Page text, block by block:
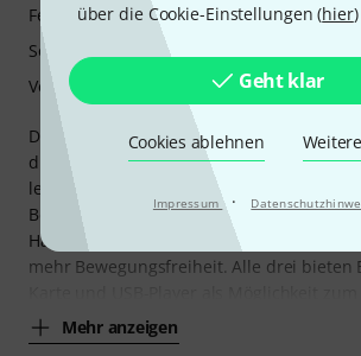
über die Cookie-Einstellungen (hier
Geht klar
Cookies ablehnen
Impressum ·
Dank Thomanns 30-Tage-
drei Akku-PAs zum Testen bestellt.
leichter Transport und eine schnelle und
Bedienung mit ausreichend guter Qualität
Halbplayback. Eine Funkverbindung
mehr Bewegungsfreiheit. Alle drei bieten
Mehr anzeigen
Features
Sound
Verarbeitung